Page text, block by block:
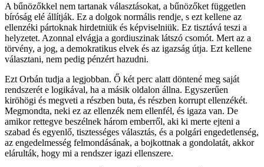
A bűnözőkkel nem tartanak választásokat, a bűnözőket független
bíróság elé állítják. Ez a dolgok normális rendje, s ezt kellene az
ellenzéki pártoknak hirdetniük és képviselniük. Ez tisztává teszi a
helyzetet. Azonnal elvágja a gordiuszinak látszó csomót. Mert az a
törvény, a jog, a demokratikus elvek és az igazság útja. Ezt kellene
választani, nem pedig pénzért hazudni.
Ezt Orbán tudja a legjobban. Ő két perc alatt döntené meg saját
rendszerét e logikával, ha a másik oldalon állna. Egyszerűen
kiröhögi és megveti a részben buta, és részben korrupt ellenzékét.
Megmondta, neki ez az ellenzék nem ellenfél, és igaza van. De
amikor rettegve beszélnek három emberről, aki ki merte ejteni a
szabad és egyenlő, tisztességes választás, és a polgári engedetlenség,
az engedelmesség felmondásának, a bojkottnak a gondolatát, akkor
elárulták, hogy mi a rendszer igazi ellenszere.